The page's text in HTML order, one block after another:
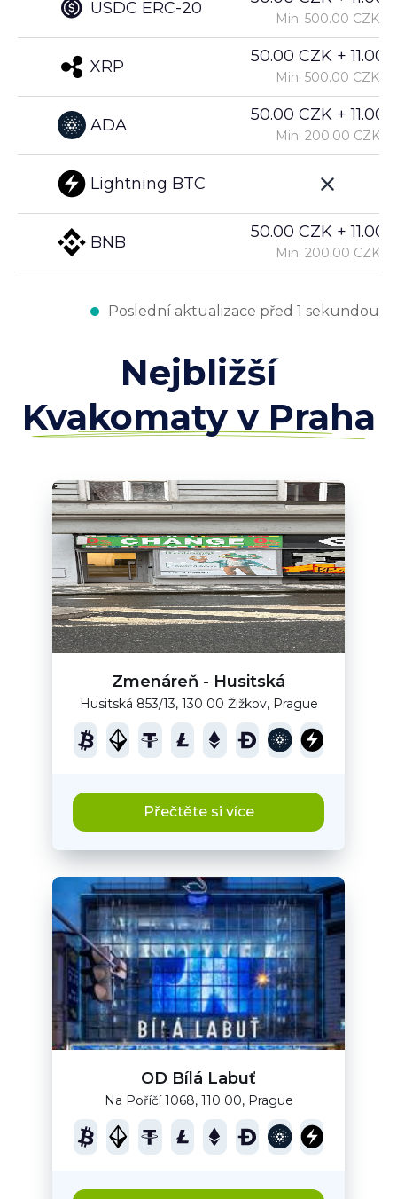
USDC ERC-20
XRP
ADA
Lightning BTC
BNB
Min: 500.00 CZK
50.00 CZK +
Min: 500.00 CZK
50.00 CZK +
Min: 200.00 CZK
50.00 CZK +
Min: 200.00 CZK
Poslední aktualizace před 1 sekundou
Nejbližší
Kvakomaty v Praha
Zmenáreň - Husitská
Husitská 853/13, 130 00 Žižkov, Prague
Přečtěte si více
OD Bílá Labuť
Na Poříčí 1068, 110 00, Prague